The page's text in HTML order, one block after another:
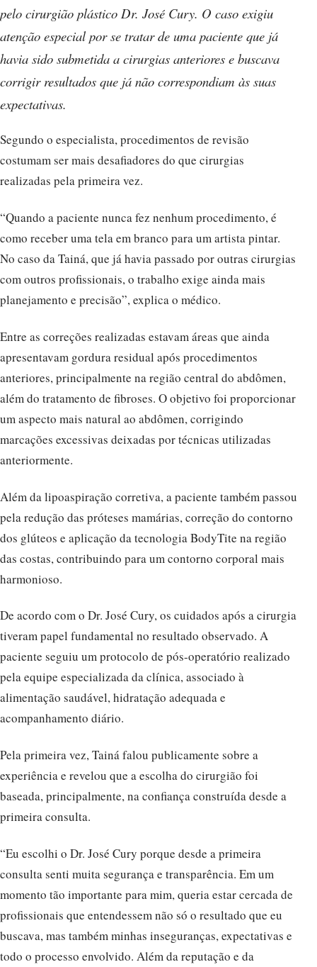
pelo cirurgião plástico Dr. José Cury. O caso exigiu
atenção especial por se tratar de uma paciente que já
havia sido submetida a cirurgias anteriores e buscava
corrigir resultados que já não correspondiam às suas
expectativas.
Segundo o especialista, procedimentos de revisão
costumam ser mais desafiadores do que cirurgias
realizadas pela primeira vez.
“Quando a paciente nunca fez nenhum procedimento, é
como receber uma tela em branco para um artista pintar.
No caso da Tainá, que já havia passado por outras cirurgias
com outros profissionais, o trabalho exige ainda mais
planejamento e precisão”, explica o médico.
Entre as correções realizadas estavam áreas que ainda
apresentavam gordura residual após procedimentos
anteriores, principalmente na região central do abdômen,
além do tratamento de fibroses. O objetivo foi proporcionar
um aspecto mais natural ao abdômen, corrigindo
marcações excessivas deixadas por técnicas utilizadas
anteriormente.
Além da lipoaspiração corretiva, a paciente também passou
pela redução das próteses mamárias, correção do contorno
dos glúteos e aplicação da tecnologia BodyTite na região
das costas, contribuindo para um contorno corporal mais
harmonioso.
De acordo com o Dr. José Cury, os cuidados após a cirurgia
tiveram papel fundamental no resultado observado. A
paciente seguiu um protocolo de pós-operatório realizado
pela equipe especializada da clínica, associado à
alimentação saudável, hidratação adequada e
acompanhamento diário.
Pela primeira vez, Tainá falou publicamente sobre a
experiência e revelou que a escolha do cirurgião foi
baseada, principalmente, na confiança construída desde a
primeira consulta.
“Eu escolhi o Dr. José Cury porque desde a primeira
consulta senti muita segurança e transparência. Em um
momento tão importante para mim, queria estar cercada de
profissionais que entendessem não só o resultado que eu
buscava, mas também minhas inseguranças, expectativas e
todo o processo envolvido. Além da reputação e da